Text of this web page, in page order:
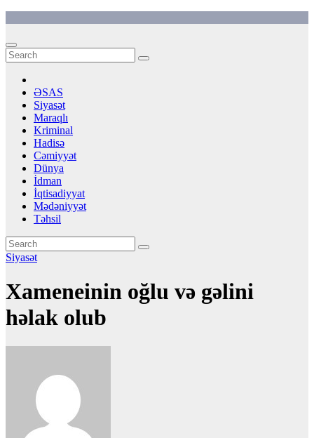
content
ƏSAS
Siyasət
Maraqlı
Kriminal
Hadisə
Cəmiyyət
Dünya
İdman
İqtisadiyyat
Mədəniyyət
Təhsil
Siyasət
Xameneinin oğlu və gəlini
həlak olub